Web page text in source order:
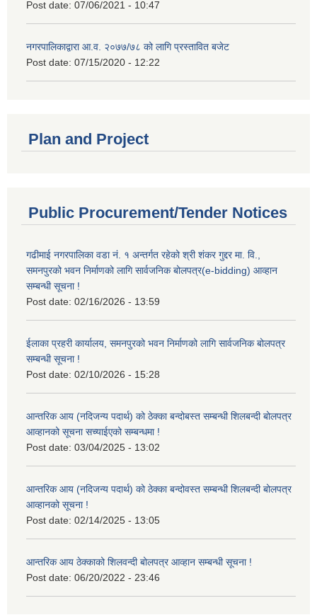
Post date: 07/06/2021 - 10:47
नगरपालिकाद्वारा आ.व. २०७७/७८ को लागि प्रस्तावित बजेट
Post date: 07/15/2020 - 12:22
Plan and Project
Public Procurement/Tender Notices
गढीमाई नगरपालिका वडा नं. १ अन्तर्गत रहेको श्री शंकर गुद्दर मा. वि.,
समनपुरको भवन निर्माणको लागि सार्वजनिक बोलपत्र(e-bidding) आव्हान
सम्बन्धी सूचना !
Post date: 02/16/2026 - 13:59
ईलाका प्रहरी कार्यालय, समनपुरको भवन निर्माणको लागि सार्वजनिक बोलपत्र
सम्बन्धी सूचना !
Post date: 02/10/2026 - 15:28
आन्तरिक आय (नदिजन्य पदार्थ) को ठेक्का बन्दोबस्त सम्बन्धी शिलबन्दी बोलपत्र
आव्हानको सूचना सच्याईएको सम्बन्धमा !
Post date: 03/04/2025 - 13:02
आन्तरिक आय (नदिजन्य पदार्थ) को ठेक्का बन्दोवस्त सम्बन्धी शिलबन्दी बोलपत्र
आव्हानको सूचना !
Post date: 02/14/2025 - 13:05
आन्तरिक आय ठेक्काको शिलवन्दी बोलपत्र आव्हान सम्बन्धी सूचना !
Post date: 06/20/2022 - 23:46